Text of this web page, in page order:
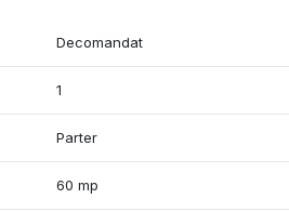
Decomandat
1
Parter
60 mp